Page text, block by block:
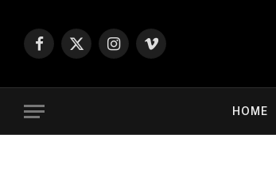
Facebook
X
Instagram
Vimeo
HOME